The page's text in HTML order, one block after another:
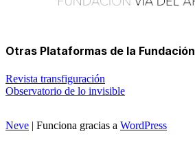
Otras Plataformas de la Fundación
Revista transfiguración
Observatorio de lo invisible
Neve | Funciona gracias a WordPress